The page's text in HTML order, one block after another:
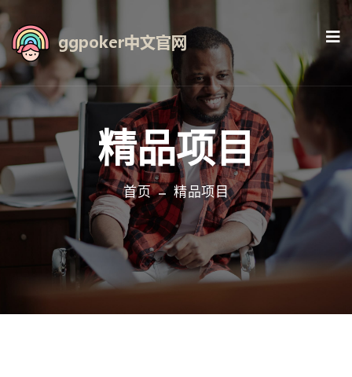
精品项目
首页 精品项目